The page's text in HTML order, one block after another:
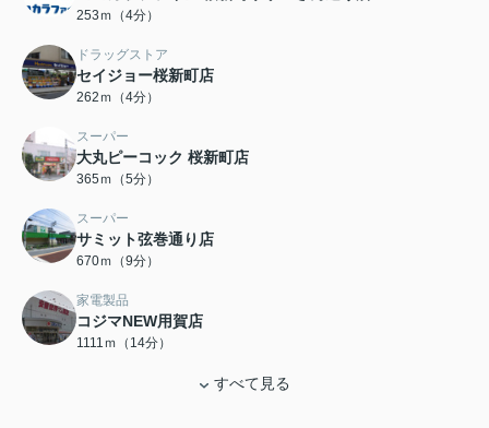
253ｍ（4分）
ドラッグストア
セイジョー桜新町店
262ｍ（4分）
スーパー
大丸ピーコック 桜新町店
365ｍ（5分）
スーパー
サミット弦巻通り店
670ｍ（9分）
家電製品
コジマNEW用賀店
1111ｍ（14分）
すべて見る